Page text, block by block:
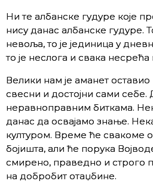
Ни те албанске гудуре које
нису данас албанске гудуре.
невоља, то је јединица у
то је неслога и свака несрећа
Велики нам је аманет
свесни и достојни сами себе.
неравноправним биткама.
данас да освајамо знање.
културом. Време ће свакоме
бојишта, али ће порука
смирено, праведно и строго
на добробит отаџбине.